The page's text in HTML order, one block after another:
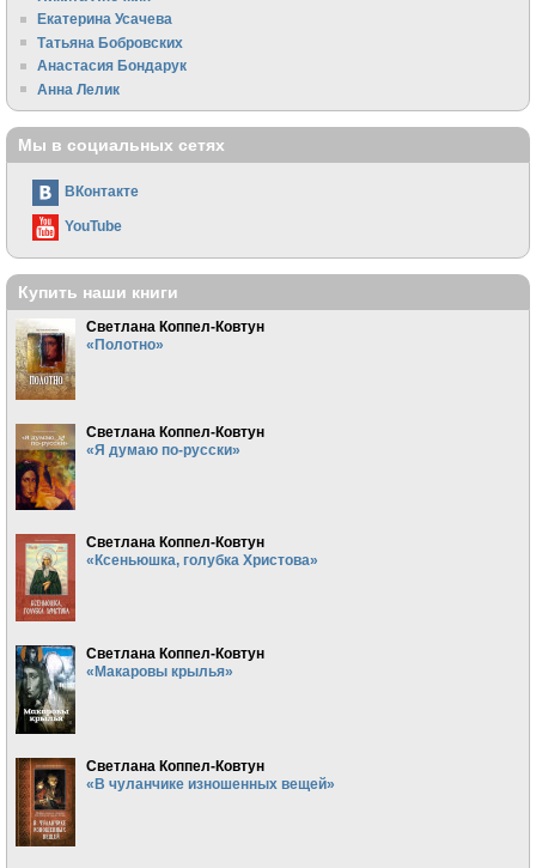
Екатерина Усачева
Татьяна Бобровских
Анастасия Бондарук
Анна Лелик
Мы в социальных сетях
ВКонтакте
YouTube
Купить наши книги
Светлана Коппел-Ковтун
«Полотно»
Светлана Коппел-Ковтун
«Я думаю по-русски»
Светлана Коппел-Ковтун
«Ксеньюшка, голубка Христова»
Светлана Коппел-Ковтун
«Макаровы крылья»
Светлана Коппел-Ковтун
«В чуланчике изношенных вещей»